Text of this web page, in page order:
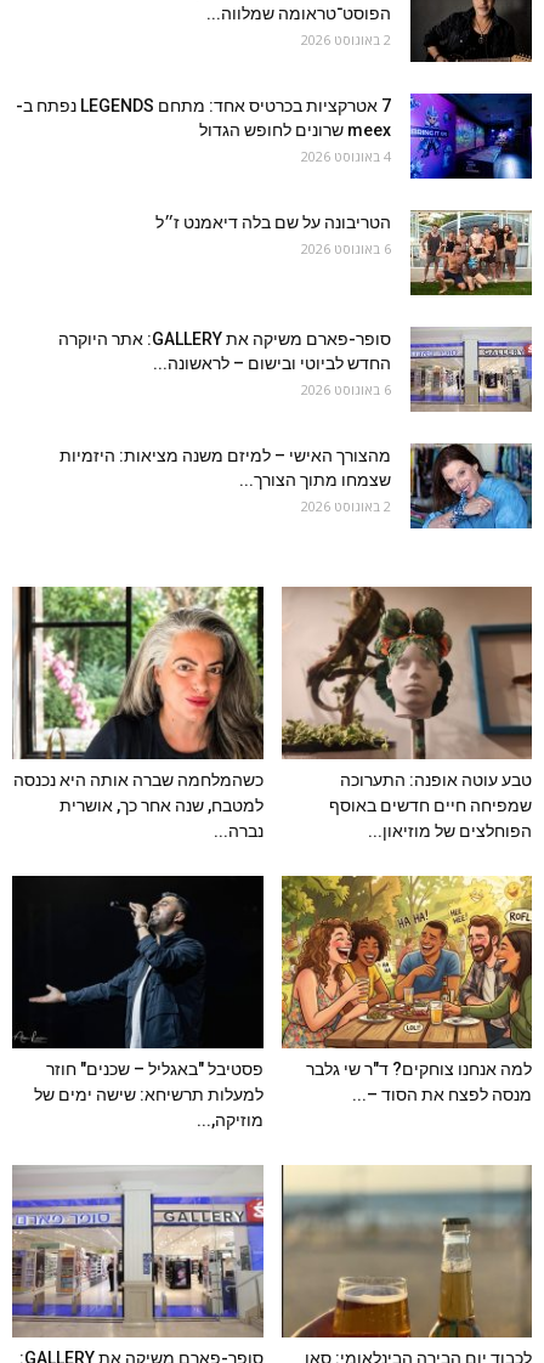
הפוסט־טראומה שמלווה...
2 באוגוסט 2026
7 אטרקציות בכרטיס אחד: מתחם LEGENDS נפתח ב-
meex שרונים לחופש הגדול
4 באוגוסט 2026
הטריבונה על שם בלה דיאמנט ז״ל
6 באוגוסט 2026
סופר-פארם משיקה את GALLERY: אתר היוקרה
החדש לביוטי ובישום – לראשונה...
6 באוגוסט 2026
מהצורך האישי – למיזם משנה מציאות: היזמיות
שצמחו מתוך הצורך...
2 באוגוסט 2026
טבע עוטה אופנה: התערוכה
שמפיחה חיים חדשים באוסף
הפוחלצים של מוזיאון...
כשהמלחמה שברה אותה היא נכנסה
למטבח, שנה אחר כך, אושרית
נברה...
למה אנחנו צוחקים? ד"ר שי גלבר
מנסה לפצח את הסוד –...
פסטיבל "באגליל – שכנים" חוזר
למעלות תרשיחא: שישה ימים של
מוזיקה,...
לכבוד יום הבירה הבינלאומי: סאן סופר-פארם משיקה את GALLERY: